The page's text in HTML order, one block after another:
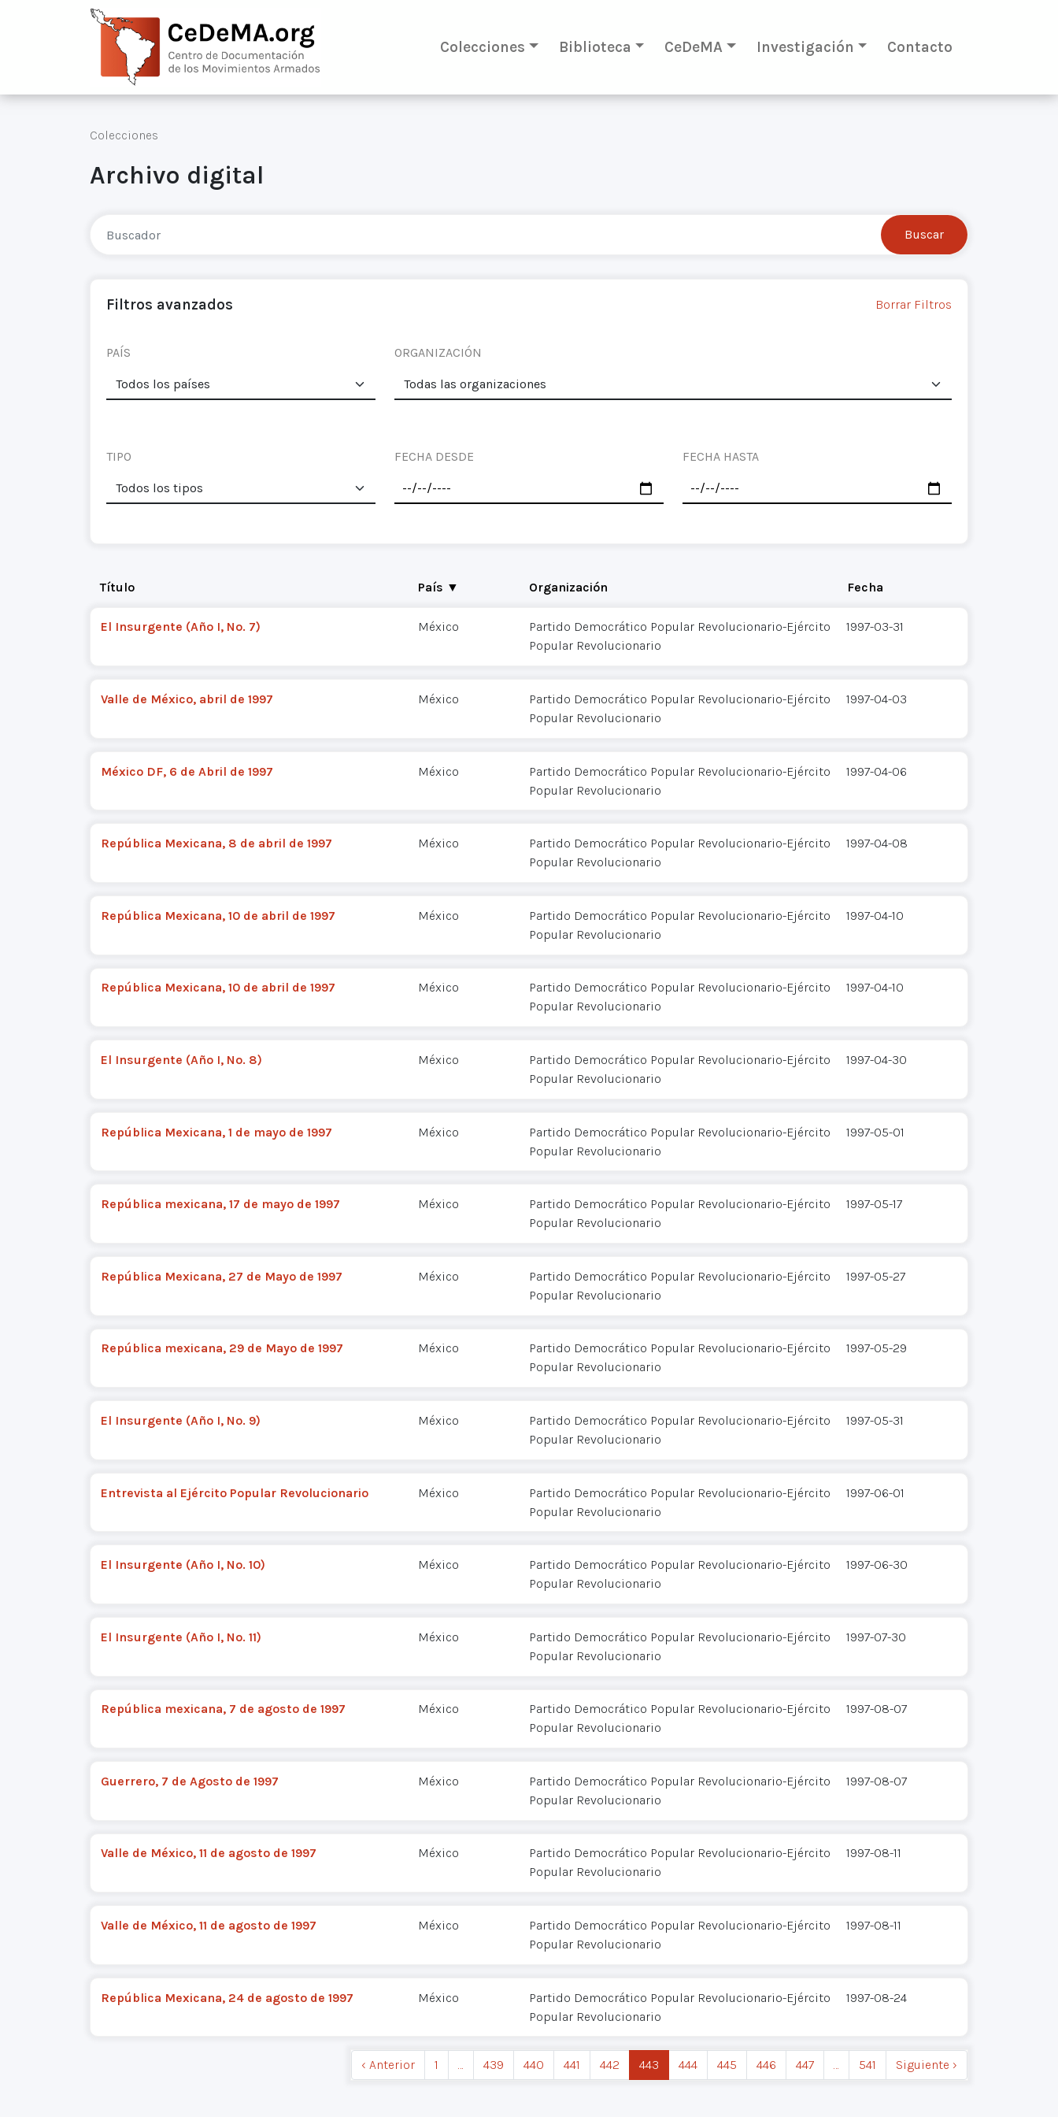
Colecciones Biblioteca CeDeMA Investigación Contacto
Colecciones
Archivo digital
Filtros avanzados Borrar Filtros
PAÍS ORGANIZACIÓN
TIPO FECHA DESDE FECHA HASTA
Título País ▼ Organización Fecha
El Insurgente (Año I, No. 7) México
Partido Democrático Popular Revolucionario-Ejército
Popular Revolucionario
1997-03-31
Valle de México, abril de 1997 México
Partido Democrático Popular Revolucionario-Ejército
Popular Revolucionario
1997-04-03
México DF, 6 de Abril de 1997 México
Partido Democrático Popular Revolucionario-Ejército
Popular Revolucionario
1997-04-06
República Mexicana, 8 de abril de 1997 México
Partido Democrático Popular Revolucionario-Ejército
Popular Revolucionario
1997-04-08
República Mexicana, 10 de abril de 1997 México
Partido Democrático Popular Revolucionario-Ejército
Popular Revolucionario
1997-04-10
República Mexicana, 10 de abril de 1997 México
Partido Democrático Popular Revolucionario-Ejército
Popular Revolucionario
1997-04-10
El Insurgente (Año I, No. 8) México
Partido Democrático Popular Revolucionario-Ejército
Popular Revolucionario
1997-04-30
República Mexicana, 1 de mayo de 1997 México
Partido Democrático Popular Revolucionario-Ejército
Popular Revolucionario
1997-05-01
República mexicana, 17 de mayo de 1997 México
Partido Democrático Popular Revolucionario-Ejército
Popular Revolucionario
1997-05-17
República Mexicana, 27 de Mayo de 1997 México
Partido Democrático Popular Revolucionario-Ejército
Popular Revolucionario
1997-05-27
República mexicana, 29 de Mayo de 1997 México
Partido Democrático Popular Revolucionario-Ejército
Popular Revolucionario
1997-05-29
El Insurgente (Año I, No. 9) México
Partido Democrático Popular Revolucionario-Ejército
Popular Revolucionario
1997-05-31
Entrevista al Ejército Popular Revolucionario México
Partido Democrático Popular Revolucionario-Ejército
Popular Revolucionario
1997-06-01
El Insurgente (Año I, No. 10) México
Partido Democrático Popular Revolucionario-Ejército
Popular Revolucionario
1997-06-30
El Insurgente (Año I, No. 11) México
Partido Democrático Popular Revolucionario-Ejército
Popular Revolucionario
1997-07-30
República mexicana, 7 de agosto de 1997 México
Partido Democrático Popular Revolucionario-Ejército
Popular Revolucionario
1997-08-07
Guerrero, 7 de Agosto de 1997 México
Partido Democrático Popular Revolucionario-Ejército
Popular Revolucionario
1997-08-07
Valle de México, 11 de agosto de 1997 México
Partido Democrático Popular Revolucionario-Ejército
Popular Revolucionario
1997-08-11
Valle de México, 11 de agosto de 1997 México
Partido Democrático Popular Revolucionario-Ejército
Popular Revolucionario
1997-08-11
República Mexicana, 24 de agosto de 1997 México
Partido Democrático Popular Revolucionario-Ejército
Popular Revolucionario
1997-08-24
‹ Anterior 1 … 439 440 441 442 443 444 445 446 447 … 541 Siguiente ›